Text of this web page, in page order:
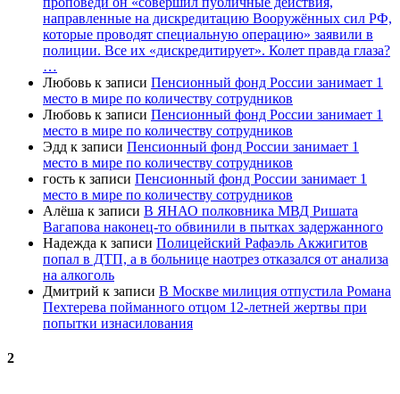
направленные на дискредитацию Вооружённых сил РФ,
которые проводят специальную операцию» заявили в
полиции. Все их «дискредитирует». Колет правда глаза?
…
Любовь к записи Пенсионный фонд России занимает 1
место в мире по количеству сотрудников
Любовь к записи Пенсионный фонд России занимает 1
место в мире по количеству сотрудников
Эдд к записи Пенсионный фонд России занимает 1
место в мире по количеству сотрудников
гость к записи Пенсионный фонд России занимает 1
место в мире по количеству сотрудников
Алёша к записи В ЯНАО полковника МВД Ришата
Вагапова наконец-то обвинили в пытках задержанного
Надежда к записи Полицейский Рафаэль Акжигитов
попал в ДТП, а в больнице наотрез отказался от анализа
на алкоголь
Дмитрий к записи В Москве милиция отпустила Романа
Пехтерева пойманного отцом 12-летней жертвы при
попытки изнасилования
2